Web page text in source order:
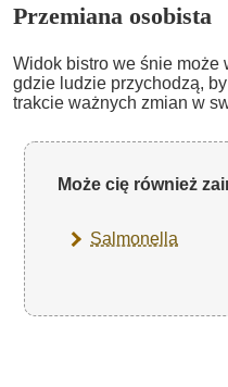
Przemiana osobista
Widok bistro we śnie może
gdzie ludzie przychodzą,
trakcie ważnych zmian w
Może cię również
Salmonella